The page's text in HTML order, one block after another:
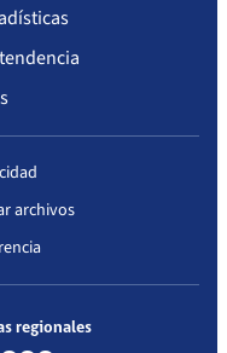
archivos
regionales